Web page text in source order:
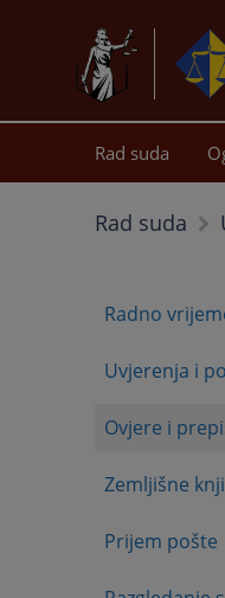
Rad suda
Rad suda
Radno
Uvjerenja i
Ovjere i
Zemljišne
Prijem pošte